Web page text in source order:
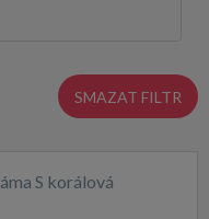
SMAZAT FILTR
S korálová